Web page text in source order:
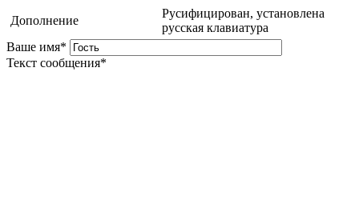
Дополнение
Русифицирован, установлена
русская клавиатура
Ваше имя*
Текст сообщения*